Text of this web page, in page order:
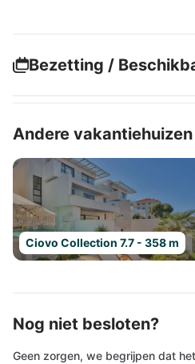
Bezetting /
Andere
Ciovo Collection 7.7 - 358 m
Nog niet besloten?
Geen zorgen, we begrijpen dat